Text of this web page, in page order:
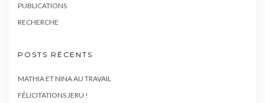
PUBLICATIONS
RECHERCHE
POSTS RÉCENTS
MATHIA ET NINA AU TRAVAIL
FÉLICITATIONS JERU !